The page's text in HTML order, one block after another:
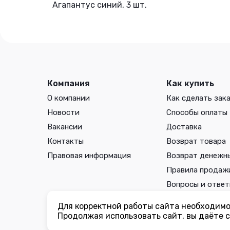
Агапантус синий, 3 шт.
Компания
О компании
Новости
Вакансии
Контакты
Правовая информация
Как купить
Как сделать
Способы оплаты
Доставка
Возврат товара
Возврат
Правила
Вопросы и
Вы принимаете условия политики в отношении обработки
соглашениякаждый раз, когда оставляете свои данные в
ogorodmarket.com.
Для корректной работы сайта
Продолжая использовать сайт, вы даёте